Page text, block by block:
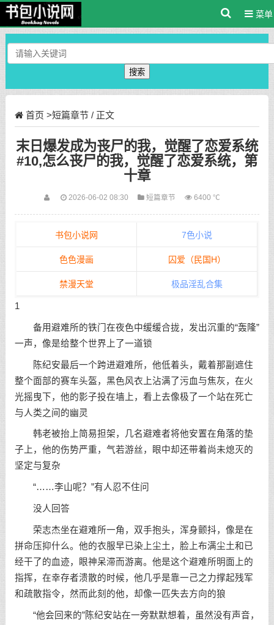
菜单
搜索
首页 >短篇章节/ 正文
末日爆发成为丧尸的我，觉醒了恋爱系统
#10,怎么丧尸的我，觉醒了恋爱系统，第
十章
2026-06-02 08:30 短篇章节 6400 ℃
书包小说网 7色小说
色色漫画 囚爱（民国H）
禁漫天堂 极品淫乱合集
1
备用避难所的铁门在夜色中缓缓合拢，发出沉重的“轰隆”
一声，像是给整个世界上了一道锁
陈纪安最后一个跨进避难所，他低着头，戴着那副遮住
整个面部的赛车头盔，黑色风衣上沾满了污血与焦灰，在火
光摇曳下，他的影子投在墙上，看上去像极了一个站在死亡
与人类之间的幽灵
韩老被抬上简易担架，几名避难者将他安置在角落的垫
子上，他的伤势严重，气若游丝，眼中却还带着尚未熄灭的
坚定与复杂
“……李山呢？”有人忍不住问
没人回答
荣志杰坐在避难所一角，双手抱头，浑身颤抖，像是在
拼命压抑什么。他的衣服早已染上尘土，脸上布满尘土和已
经干了的血迹，眼神呆滞而游离。他是这个避难所明面上的
指挥，在幸存者溃散的时候，他几乎是靠一己之力撑起残军
和疏散指令，然而此刻的他，却像一匹失去方向的狼
“他会回来的”陈纪安站在一旁默默想着，虽然没有声音，